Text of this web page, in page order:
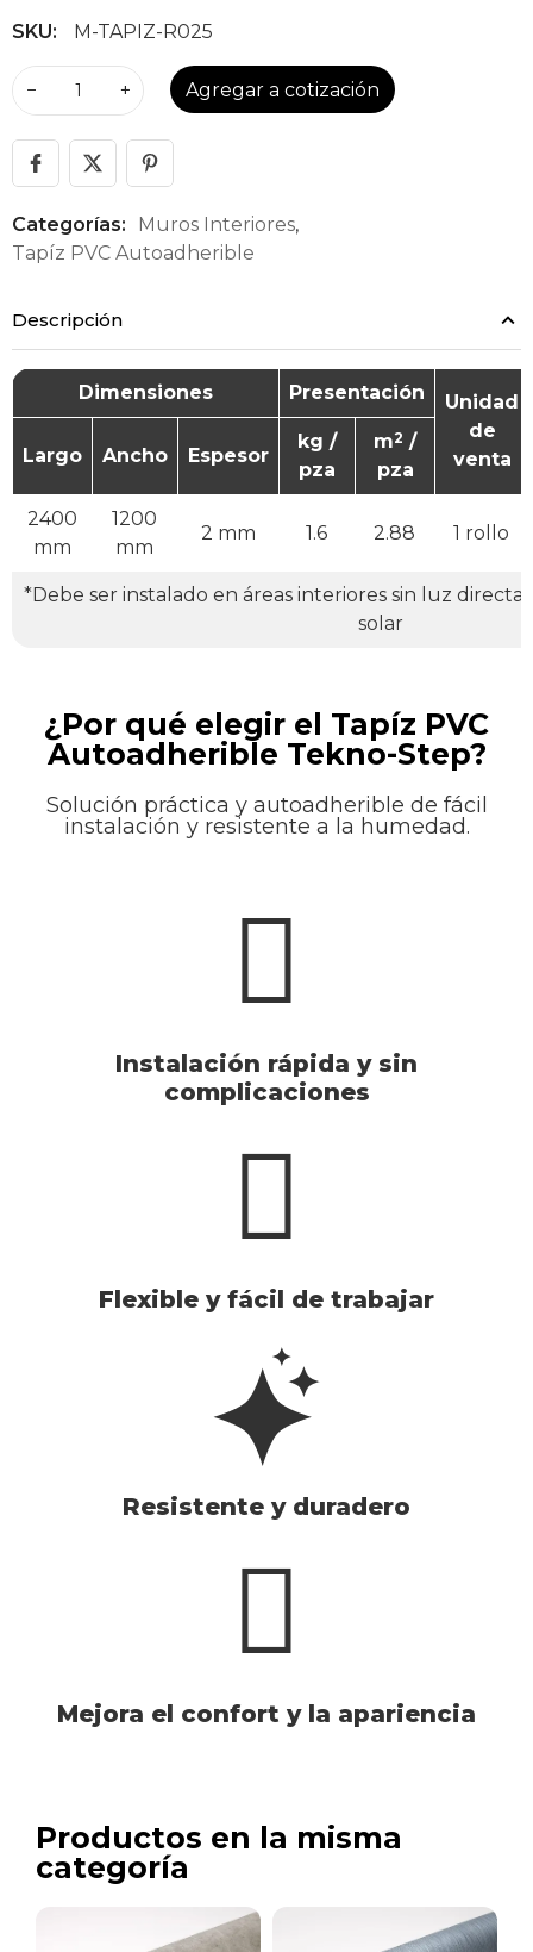
SKU: M-TAPIZ-R025
− + Agregar a cotización
Categorías: Muros Interiores,
Tapíz PVC Autoadherible
Descripción
Dimensiones Presentación
Unidad
de
venta
Largo Ancho Espesor
kg /
pza
m2 /
pza
2400
mm
1200
mm
2 mm 1.6 2.88 1 rollo
*Debe ser instalado en áreas interiores sin luz
solar
¿Por qué elegir el Tapíz PVC
Autoadherible Tekno-Step?
Solución práctica y autoadherible de fácil
instalación y resistente a la humedad.
Instalación rápida y sin
complicaciones
Flexible y fácil de trabajar
Resistente y duradero
Mejora el confort y la apariencia
Productos en la misma
categoría